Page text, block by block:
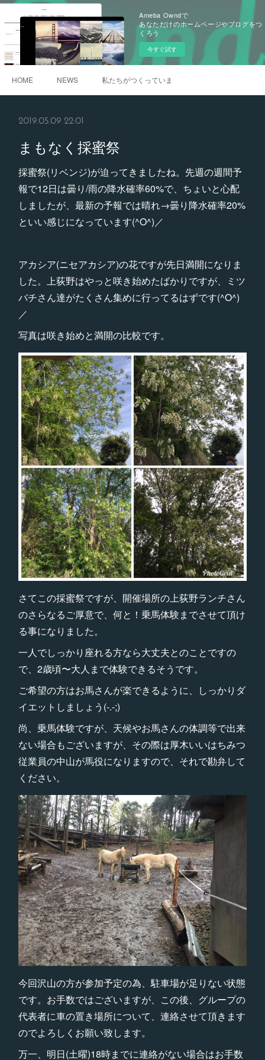
Ameba Owndで
あなただけのホームページやブログをつ
くろう
今すぐ試す
HOME NEWS 私たちがつくっています
2019.05.09 22:01
まもなく採蜜祭
採蜜祭(リベンジ)が迫ってきましたね。先週の週間予
報で12日は曇り/雨の降水確率60%で、ちょいと心配
しましたが、最新の予報では晴れ→曇り降水確率20%
といい感じになっています(^O^)／
アカシア(ニセアカシア)の花ですが先日満開になりま
した。上荻野はやっと咲き始めたばかりですが、ミツ
バチさん達がたくさん集めに行ってるはずです(^O^)
／
写真は咲き始めと満開の比較です。
さてこの採蜜祭ですが、開催場所の上荻野ランチさん
のさらなるご厚意で、何と！乗馬体験までさせて頂け
る事になりました。
一人でしっかり座れる方なら大丈夫とのことですの
で、2歳頃〜大人まで体験できるそうです。
ご希望の方はお馬さんが楽できるように、しっかりダ
イエットしましょう(-.-;)
尚、乗馬体験ですが、天候やお馬さんの体調等で出来
ない場合もございますが、その際は厚木いいはちみつ
従業員の中山が馬役になりますので、それで勘弁して
ください。
今回沢山の方が参加予定の為、駐車場が足りない状態
です。お手数ではございますが、この後、グループの
代表者に車の置き場所について、連絡させて頂きます
のでよろしくお願い致します。
万一、明日(土曜)18時までに連絡がない場合はお手数